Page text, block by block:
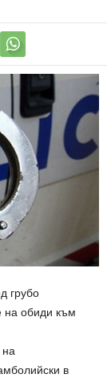
грубо
на обиди към
на
в